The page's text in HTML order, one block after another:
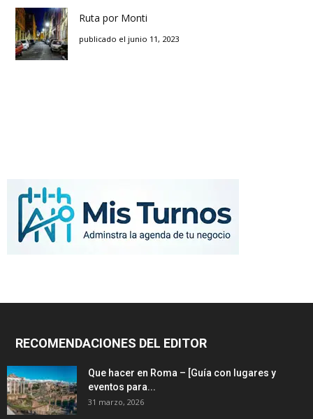
Ruta por Monti
publicado el junio 11, 2023
RECOMENDACIONES DEL EDITOR
Que hacer en Roma – [Guía con lugares y
eventos para...
31 marzo, 2026